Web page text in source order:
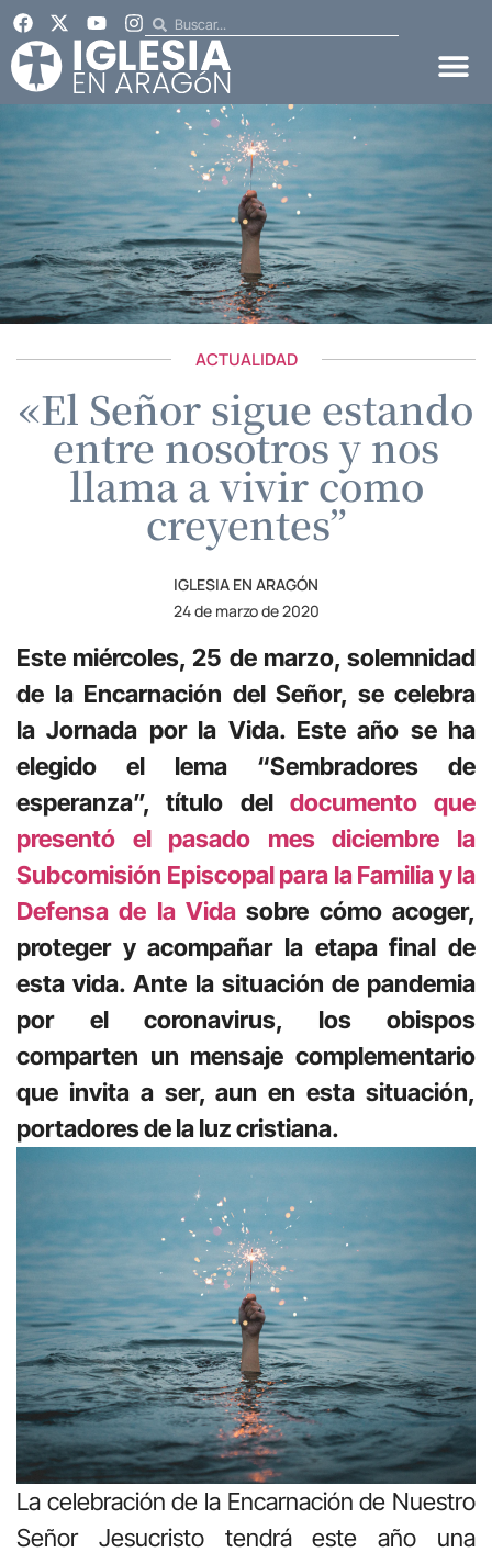
ACTUALIDAD
«El Señor sigue estando
entre nosotros y nos
llama a vivir como
creyentes”
IGLESIA EN ARAGÓN
24 de marzo de 2020
Este miércoles, 25 de marzo, solemnidad
de la Encarnación del Señor, se celebra
la Jornada por la Vida. Este año se ha
elegido el lema “Sembradores de
esperanza”, título del documento que
presentó el pasado mes diciembre la
Subcomisión Episcopal para la Familia y la
Defensa de la Vida sobre cómo acoger,
proteger y acompañar la etapa final de
esta vida. Ante la situación de pandemia
por el coronavirus, los obispos
comparten un mensaje complementario
que invita a ser, aun en esta situación,
portadores de la luz cristiana.
La celebración de la Encarnación de Nuestro
Señor Jesucristo tendrá este año una